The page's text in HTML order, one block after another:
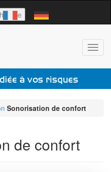
à vos risques
Sonorisation de confort
de confort